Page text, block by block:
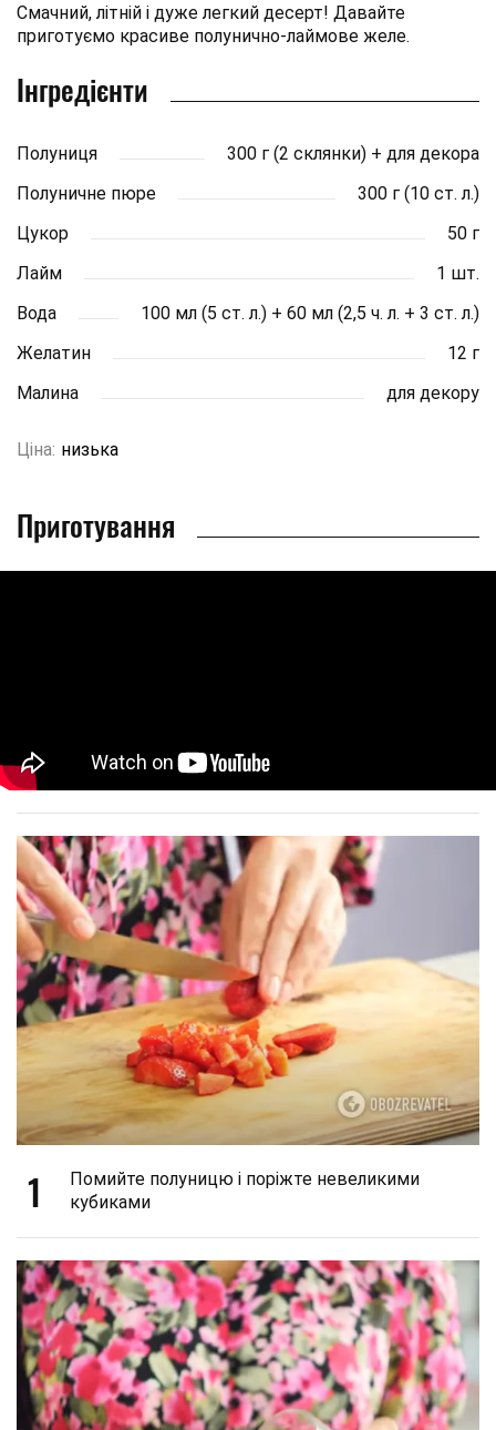
Смачний, літній і дуже легкий десерт! Давайте
приготуємо красиве полунично-лаймове желе.
Інгредієнти
Полуниця
300 г (2 склянки) + для декора
Полуничне пюре
300 г (10 ст. л.)
Цукор
50 г
Лайм
1 шт.
Вода
100 мл (5 ст. л.) + 60 мл (2,5 ч. л. + 3 ст. л.)
Желатин
12 г
Малина
для декору
Ціна: низька
Приготування
1
Помийте полуницю і поріжте невеликими
кубиками